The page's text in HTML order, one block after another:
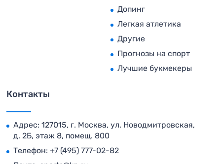
Допинг
Легкая атлетика
Другие
Прогнозы на спорт
Лучшие букмекеры
Контакты
Адрес: 127015, г. Москва, ул. Новодмитровская,
д. 2Б, этаж 8, помещ. 800
Телефон: +7 (495) 777-02-82